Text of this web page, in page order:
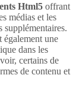
Html5 offrant
médias et les
supplémentaires.
également une
dans les
certains de
de contenu et